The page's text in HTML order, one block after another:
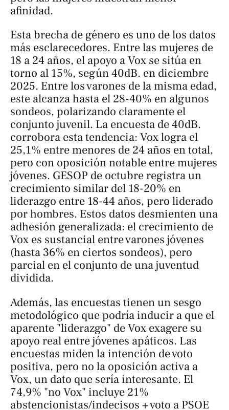
afinidad.
Esta brecha de género es uno de los datos
más esclarecedores. Entre las mujeres de
18 a 24 años, el apoyo a Vox se sitúa en
torno al 15%, según 40dB. en diciembre
2025. Entre los varones de la misma edad,
este alcanza hasta el 28-40% en algunos
sondeos, polarizando claramente el
conjunto juvenil. La encuesta de 40dB.
corrobora esta tendencia: Vox logra el
25,1% entre menores de 24 años en total,
pero con oposición notable entre mujeres
jóvenes. GESOP de octubre registra un
crecimiento similar del 18-20% en
liderazgo entre 18-44 años, pero liderado
por hombres. Estos datos desmienten una
adhesión generalizada: el crecimiento de
Vox es sustancial entre varones jóvenes
(hasta 36% en ciertos sondeos), pero
parcial en el conjunto de una juventud
dividida.
Además, las encuestas tienen un sesgo
metodológico que podría inducir a que el
aparente "liderazgo" de Vox exagere su
apoyo real entre jóvenes apáticos. Las
encuestas miden la intención de voto
positiva, pero no la oposición activa a
Vox, un dato que sería interesante. El
74,9% "no Vox" incluye 21%
abstencionistas/indecisos + voto a PSOE